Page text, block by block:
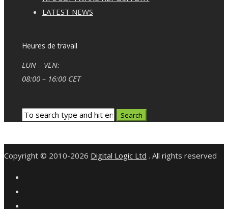
LATEST NEWS
Heures de travail
LUN – VEN:
08:00 – 16:00 CET
Copyright © 2010-2026 Digital Logic Ltd . All rights reserved